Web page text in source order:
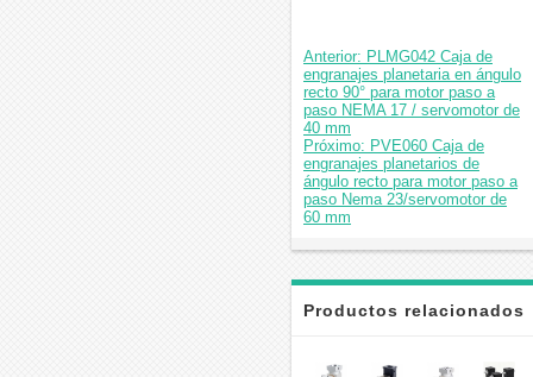
Anterior: PLMG042 Caja de
engranajes planetaria en ángulo
recto 90° para motor paso a
paso NEMA 17 / servomotor de
40 mm
Próximo: PVE060 Caja de
engranajes planetarios de
ángulo recto para motor paso a
paso Nema 23/servomotor de
60 mm
Productos relacionados